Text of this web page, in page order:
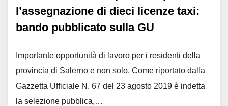
l’assegnazione di dieci licenze taxi:
bando pubblicato sulla GU
Importante opportunità di lavoro per i residenti della
provincia di Salerno e non solo. Come riportato dalla
Gazzetta Ufficiale N. 67 del 23 agosto 2019 è indetta
la selezione pubblica,…